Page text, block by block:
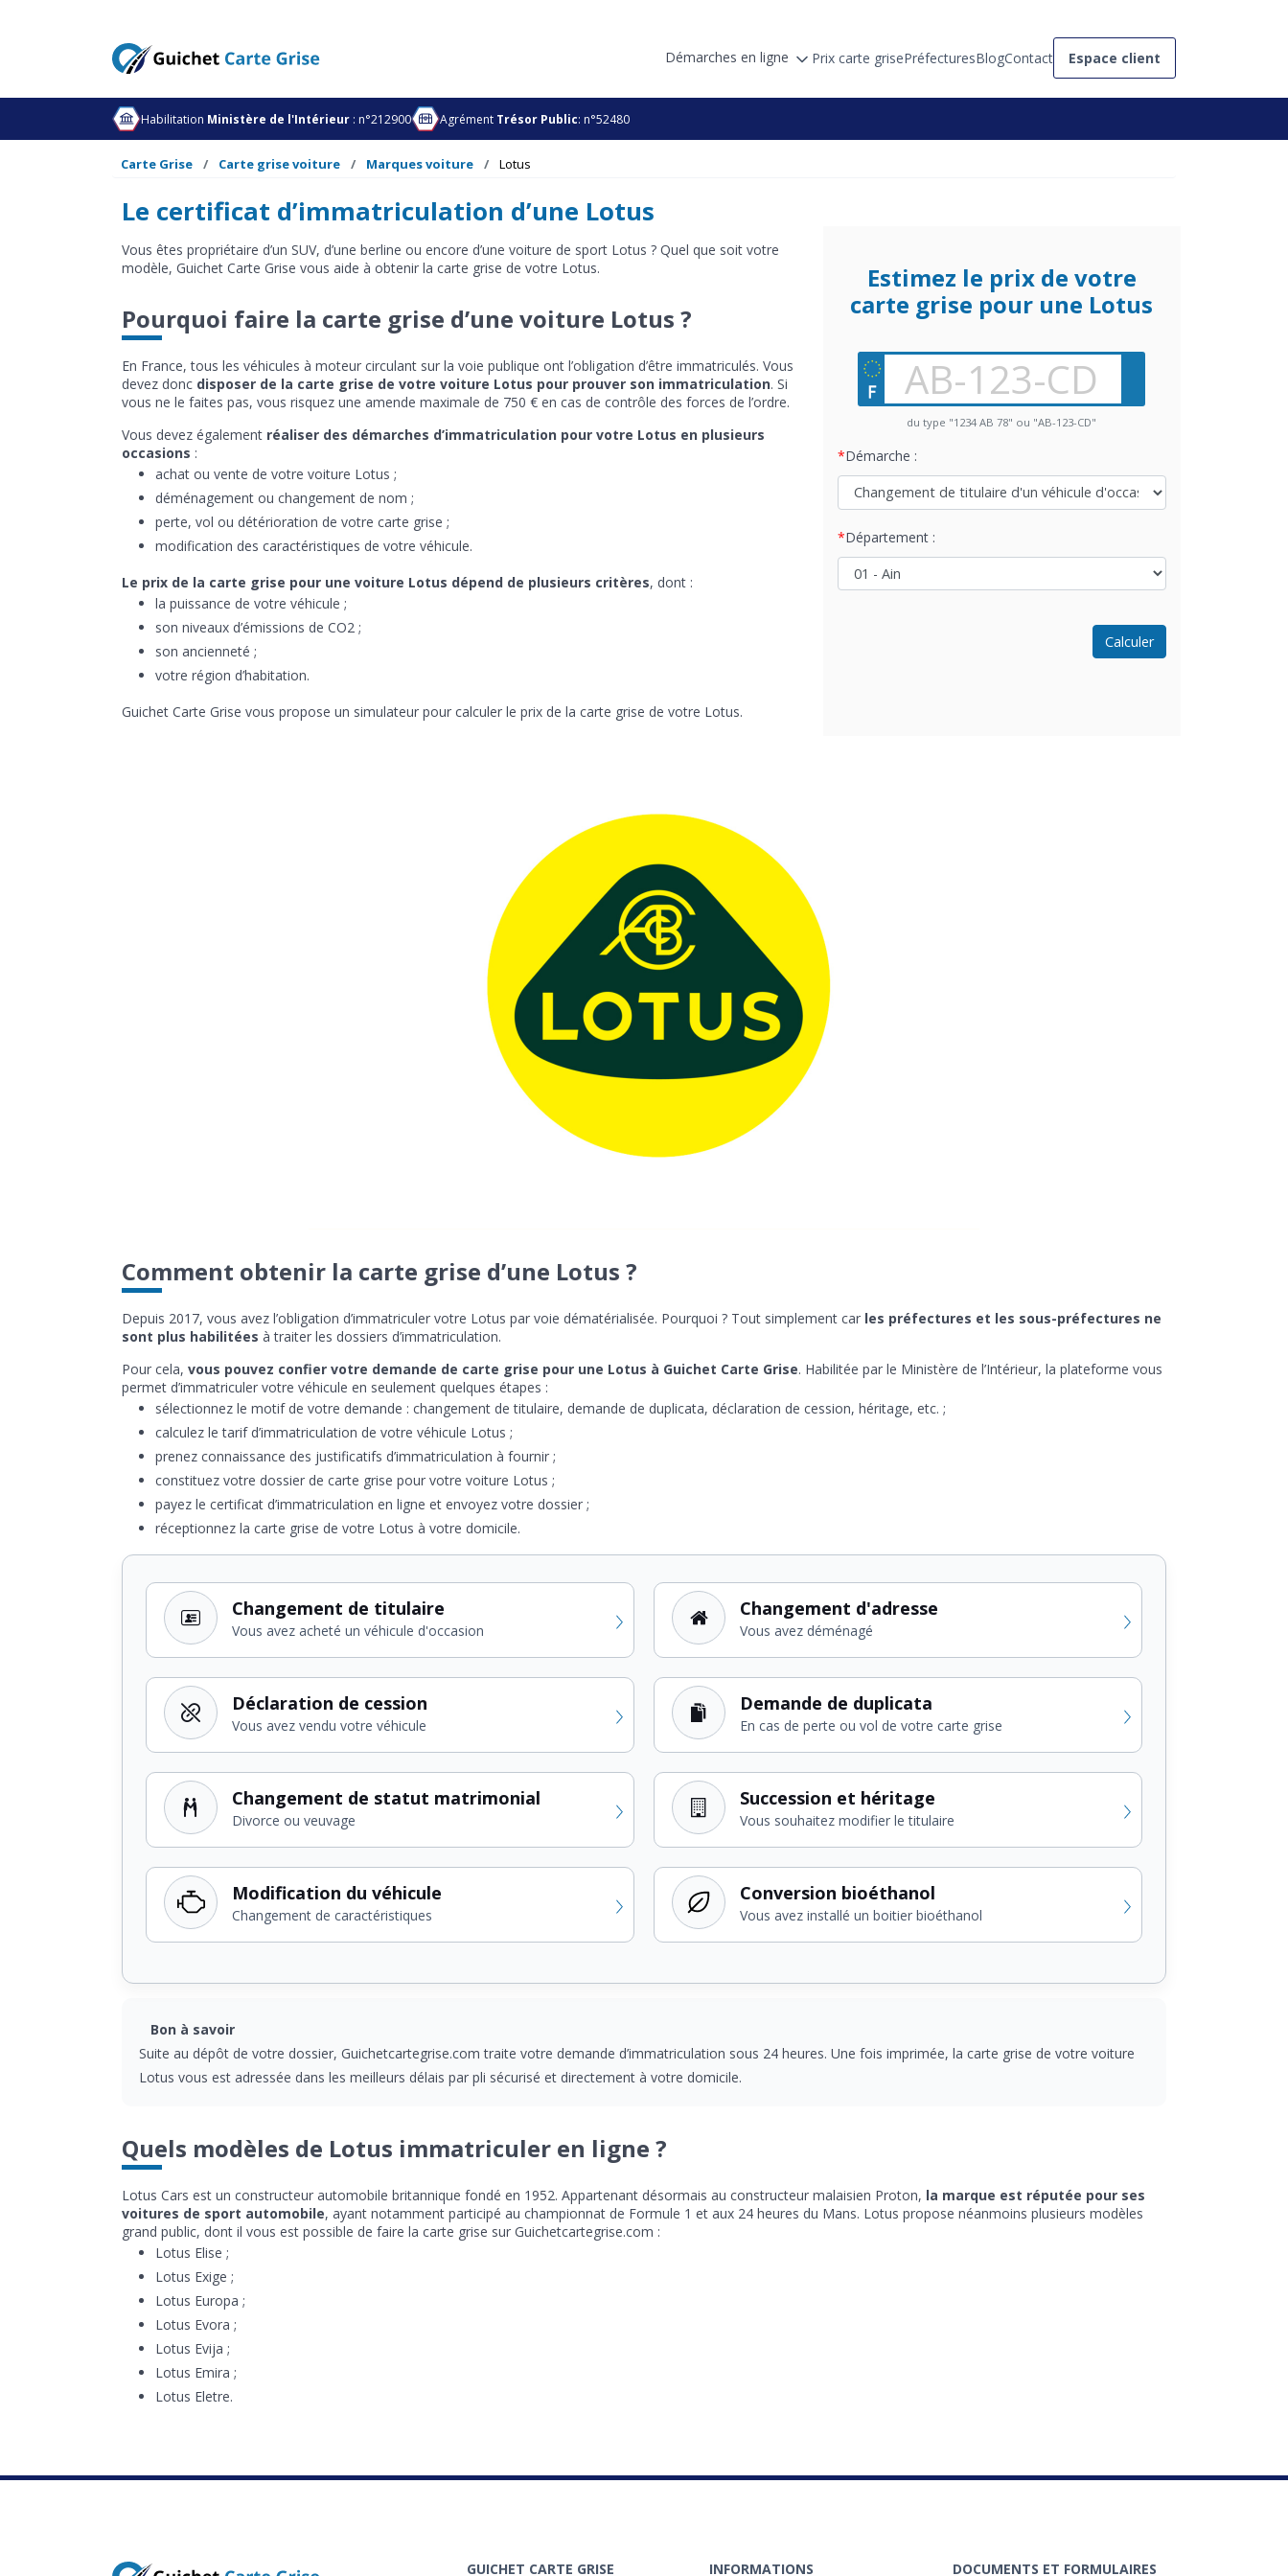
Démarches en ligne Prix carte grisePréfecturesBlogContact Espace client
Habilitation Ministère de l'Intérieur : n°212900 Agrément Trésor Public: n°52480
Carte Grise Carte grise voiture Marques voiture Lotus
Le certificat d’immatriculation d’une Lotus
Vous êtes propriétaire d’un SUV, d’une berline ou encore d’une voiture de sport Lotus ? Quel que soit votre
modèle, Guichet Carte Grise vous aide à obtenir la carte grise de votre Lotus.
Pourquoi faire la carte grise d’une voiture Lotus ?
En France, tous les véhicules à moteur circulant sur la voie publique ont l’obligation d’être immatriculés. Vous
devez donc disposer de la carte grise de votre voiture Lotus pour prouver son immatriculation. Si
vous ne le faites pas, vous risquez une amende maximale de 750 € en cas de contrôle des forces de l’ordre.
Vous devez également réaliser des démarches d’immatriculation pour votre Lotus en plusieurs
occasions :
achat ou vente de votre voiture Lotus ;
déménagement ou changement de nom ;
perte, vol ou détérioration de votre carte grise ;
modification des caractéristiques de votre véhicule.
Le prix de la carte grise pour une voiture Lotus dépend de plusieurs critères, dont :
la puissance de votre véhicule ;
son niveaux d’émissions de CO2 ;
son ancienneté ;
votre région d’habitation.
Guichet Carte Grise vous propose un simulateur pour calculer le prix de la carte grise de votre Lotus.
Estimez le prix de votre
carte grise pour une Lotus
du type "1234 AB 78" ou "AB-123-CD"
Démarche :
Département :
Calculer
Comment obtenir la carte grise d’une Lotus ?
Depuis 2017, vous avez l’obligation d’immatriculer votre Lotus par voie dématérialisée. Pourquoi ? Tout simplement car les préfectures et les sous-préfectures ne
sont plus habilitées à traiter les dossiers d’immatriculation.
Pour cela, vous pouvez confier votre demande de carte grise pour une Lotus à Guichet Carte Grise. Habilitée par le Ministère de l’Intérieur, la plateforme vous
permet d’immatriculer votre véhicule en seulement quelques étapes :
sélectionnez le motif de votre demande : changement de titulaire, demande de duplicata, déclaration de cession, héritage, etc. ;
calculez le tarif d’immatriculation de votre véhicule Lotus ;
prenez connaissance des justificatifs d’immatriculation à fournir ;
constituez votre dossier de carte grise pour votre voiture Lotus ;
payez le certificat d’immatriculation en ligne et envoyez votre dossier ;
réceptionnez la carte grise de votre Lotus à votre domicile.
Changement de titulaire
Vous avez acheté un véhicule d'occasion
Changement d'adresse
Vous avez déménagé
Déclaration de cession
Vous avez vendu votre véhicule
Demande de duplicata
En cas de perte ou vol de votre carte grise
Changement de statut matrimonial
Divorce ou veuvage
Succession et héritage
Vous souhaitez modifier le titulaire
Modification du véhicule
Changement de caractéristiques
Conversion bioéthanol
Vous avez installé un boitier bioéthanol
Bon à savoir
Suite au dépôt de votre dossier, Guichetcartegrise.com traite votre demande d’immatriculation sous 24 heures. Une fois imprimée, la carte grise de votre voiture
Lotus vous est adressée dans les meilleurs délais par pli sécurisé et directement à votre domicile.
Quels modèles de Lotus immatriculer en ligne ?
Lotus Cars est un constructeur automobile britannique fondé en 1952. Appartenant désormais au constructeur malaisien Proton, la marque est réputée pour ses
voitures de sport automobile, ayant notamment participé au championnat de Formule 1 et aux 24 heures du Mans. Lotus propose néanmoins plusieurs modèles
grand public, dont il vous est possible de faire la carte grise sur Guichetcartegrise.com :
Lotus Elise ;
Lotus Exige ;
Lotus Europa ;
Lotus Evora ;
Lotus Evija ;
Lotus Emira ;
Lotus Eletre.
GUICHET CARTE GRISE INFORMATIONS DOCUMENTS ET FORMULAIRES